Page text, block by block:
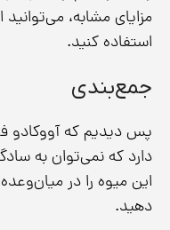
مزایای مشابه، می‌توانید
استفاده کنید.
جمع‌بندی
پس دیدیم که آووکادو
دارد که نمی‌توان به
این میوه را در
دهید.